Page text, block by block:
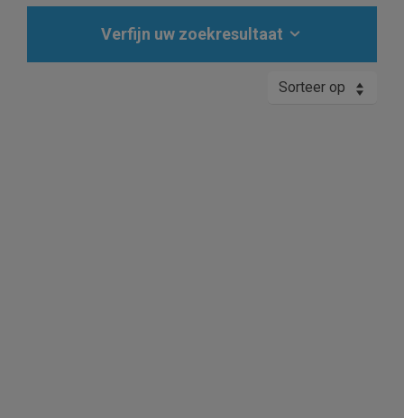
Verfijn uw zoekresultaat
Sorteer op